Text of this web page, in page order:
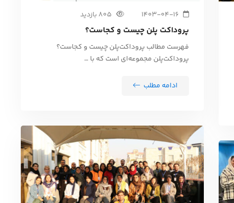
1403-04-16 805 بازدید
پروداکت پلن چیست و کجاست؟
فهرست مطالب پروداکت‌پلن چیست و کجاست؟
پروداکت‌پلن مجموعه‌ای است که با …
ادامه مطلب